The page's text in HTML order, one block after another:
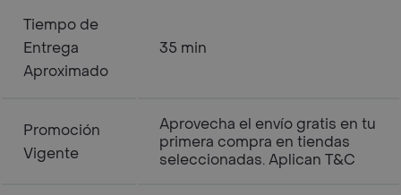
Tiempo de
Entrega
Aproximado
35 min
Promoción
Vigente
Aprovecha el envío gratis en tu
primera compra en tiendas
seleccionadas. Aplican T&C